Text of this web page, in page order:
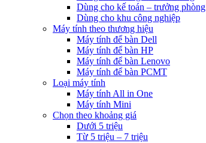
Dùng cho kế toán – trưởng phòng
Dùng cho khu công nghiệp
Máy tính theo thương hiệu
Máy tính để bàn Dell
Máy tính để bàn HP
Máy tính để bàn Lenovo
Máy tính để bàn PCMT
Loại máy tính
Máy tính All in One
Máy tính Mini
Chọn theo khoảng giá
Dưới 5 triệu
Từ 5 triệu – 7 triệu